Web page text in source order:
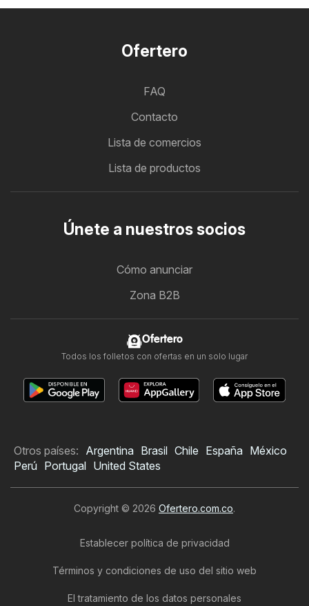
Ofertero
FAQ
Contacto
Lista de comercios
Lista de productos
Únete a nuestros socios
Cómo anunciar
Zona B2B
Ofertero
Todos los folletos con ofertas en un solo lugar
Otros países: Argentina Brasil Chile España México
Perú Portugal United States
Copyright © 2026 Ofertero.com.co.
Establecer política de privacidad
Términos y condiciones de uso del sitio web
El tratamiento de los datos personales